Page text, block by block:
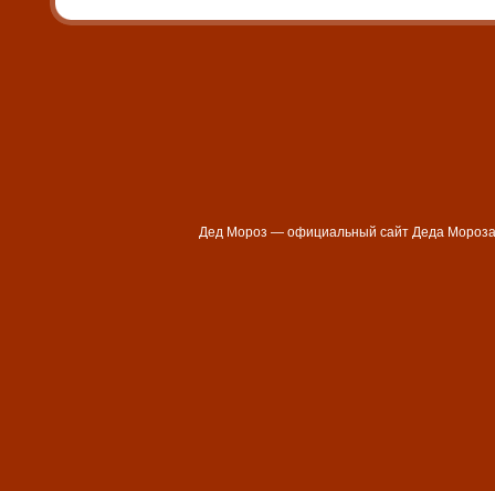
Дед Мороз — официальный сайт Деда Мороза